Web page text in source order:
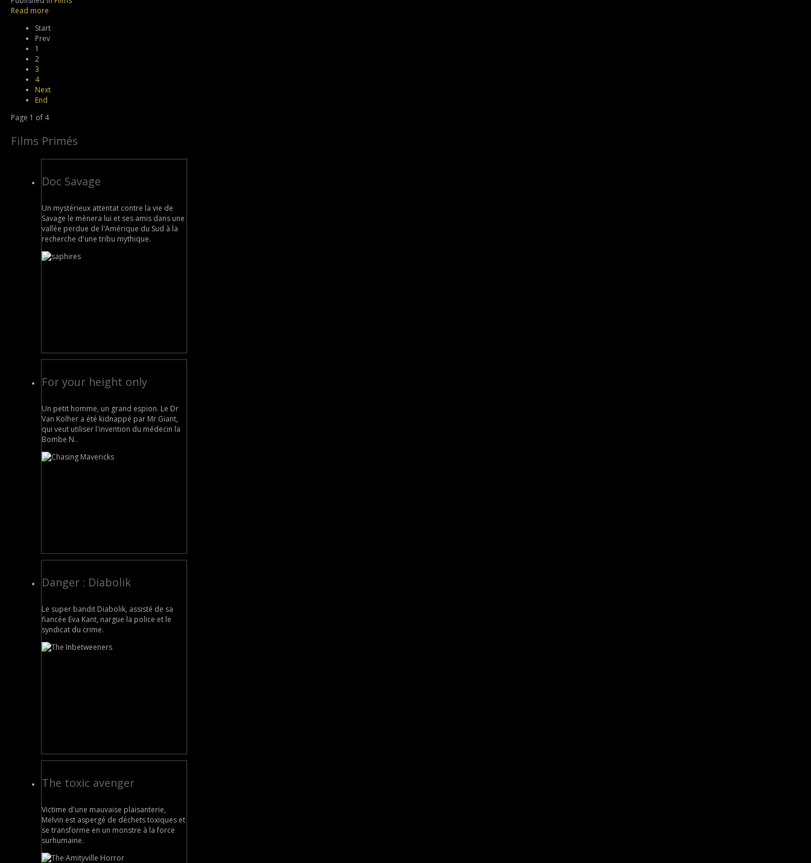
Read more
Start
Prev
1
2
3
4
Next
End
Page 1 of 4
Films Primés
Doc Savage
Un mystérieux attentat contre la vie de
Savage le mènera lui et ses amis dans une
vallée perdue de l'Amérique du Sud à la
recherche d'une tribu mythique.
For your height only
Un petit homme, un grand espion. Le Dr
Van Kolher a été kidnappé par Mr Giant,
qui veut utiliser l'invention du médecin la
Bombe N..
Danger : Diabolik
Le super bandit Diabolik, assisté de sa
fiancée Eva Kant, nargue la police et le
syndicat du crime.
The toxic avenger
Victime d'une mauvaise plaisanterie,
Melvin est aspergé de déchets toxiques et
se transforme en un monstre à la force
surhumaine.